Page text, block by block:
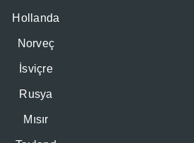
Hollanda
Norveç
İsviçre
Rusya
Mısır